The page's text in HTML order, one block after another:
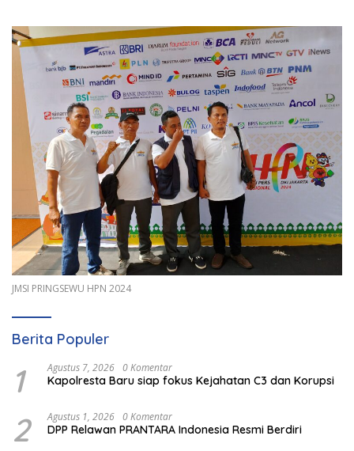
JMSI PRINGSEWU HPN 2024
Berita Populer
1 Agustus 7, 2026 0 Komentar
Kapolresta Baru siap fokus Kejahatan C3 dan Korupsi
2 Agustus 1, 2026 0 Komentar
DPP Relawan PRANTARA Indonesia Resmi Berdiri